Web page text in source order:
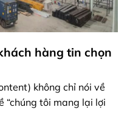
hàng tin chọn
không chỉ nói về
“chúng tôi mang lại lợi